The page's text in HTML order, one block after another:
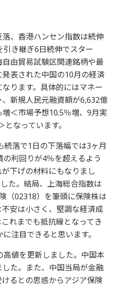
、香港ハンセン指数は続伸
き継ぎ6日続伸でスター
由貿易試験区関連銘柄や最
表された中国の10月の経済
ります。具体的にはマネー
新規人民元融資額が6,632億
＜市場予想10.5％増、9月実
なっています。
落で1日の下落幅では3ヶ月
利回りが4％を超えるよう
下げの材料にもなりまし
た。結局、上海総合指数は
（02318）を筆頭に保険株は
安は小さく、堅調な経済成
れまでも抵抗線となってき
注目できると思います。
値を更新しました。中国本
た。また、中国当局が金融
るとの思惑からアジア保険